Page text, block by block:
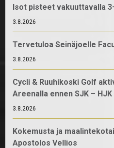
Isot pisteet vakuuttavalla
3.8.2026
Tervetuloa Seinäjoelle
3.8.2026
Cycli & Ruuhikoski Golf
Areenalla ennen SJK –
3.8.2026
Kokemusta ja
Apostolos Vellios